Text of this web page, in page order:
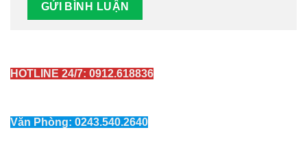
HOTLINE 24/7: 0912.618836
Văn Phòng: 0243.540.2640